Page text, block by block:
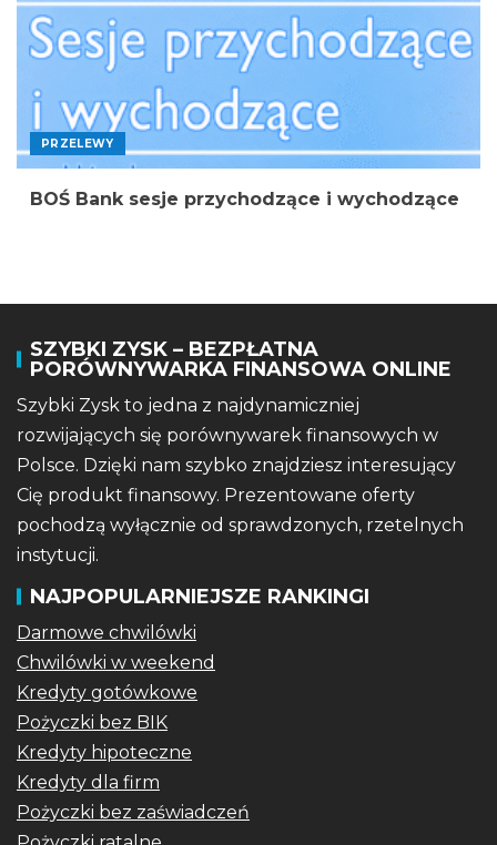
PRZELEWY
BOŚ Bank sesje przychodzące i wychodzące
SZYBKI ZYSK – BEZPŁATNA
PORÓWNYWARKA FINANSOWA ONLINE
Szybki Zysk to jedna z najdynamiczniej
rozwijających się porównywarek finansowych w
Polsce. Dzięki nam szybko znajdziesz interesujący
Cię produkt finansowy. Prezentowane oferty
pochodzą wyłącznie od sprawdzonych, rzetelnych
instytucji.
NAJPOPULARNIEJSZE RANKINGI
Darmowe chwilówki
Chwilówki w weekend
Kredyty gotówkowe
Pożyczki bez BIK
Kredyty hipoteczne
Kredyty dla firm
Pożyczki bez zaświadczeń